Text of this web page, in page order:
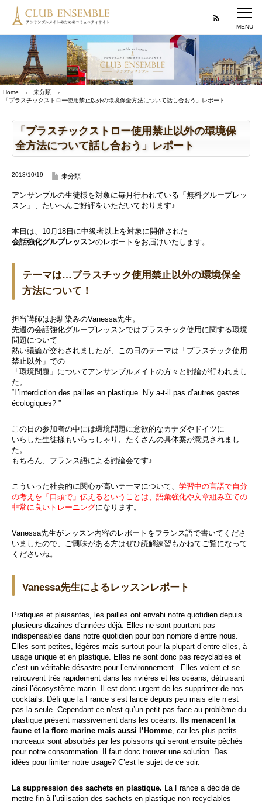
Home
未分類
「プラスチックストロー使用禁止以外の環境保全方法について話し合おう」レポート
「プラスチックストロー使用禁止以外の環境保
全方法について話し合おう」レポート
2018/10/19 未分類
アンサンブルの生徒様を対象に毎月行われている「無料グループレッ
スン」、たいへんご好評をいただいております♪
本日は、10月18日に中級者以上を対象に開催された
会話強化グルプレッスンのレポートをお届けいたします。
テーマは…プラスチック使用禁止以外の環境保全
方法について！
担当講師はお馴染みのVanessa先生。
先週の会話強化グループレッスンではプラスチック使用に関する環境
問題について
熱い議論が交わされましたが、この日のテーマは「プラスチック使用
禁止以外」での
「環境問題」についてアンサンブルメイトの方々と討論が行われまし
た。
“L’interdiction des pailles en plastique. N’y a-t-il pas d’autres gestes
écologiques? ”
この日の参加者の中には環境問題に意欲的なカナダやドイツに
いらした生徒様もいらっしゃり、たくさんの具体案が意見されまし
た。
もちろん、フランス語による討論会です♪
こういった社会的に関心が高いテーマについて、 学習中の言語で自分
の考えを「口頭で」伝えるということは、語彙強化や文章組み立ての
非常に良いトレーニングになります。
Vanessa先生がレッスン内容のレポートをフランス語で書いてくださ
いましたので、ご興味がある方はぜひ読解練習もかねてご覧になって
くださいね。
Vanessa先生によるレッスンレポート
Pratiques et plaisantes, les pailles ont envahi notre quotidien depuis
plusieurs dizaines d’années déjà. Elles ne sont pourtant pas
indispensables dans notre quotidien pour bon nombre d’entre nous.
Elles sont petites, légères mais surtout pour la plupart d’entre elles, à
usage unique et en plastique. Elles ne sont donc pas recyclables et
c’est un véritable désastre pour l’environnement. Elles volent et se
retrouvent très rapidement dans les rivières et les océans, détruisant
ainsi l’écosystème marin. Il est donc urgent de les supprimer de nos
cocktails. Défi que la France s’est lancé depuis peu mais elle n’est
pas la seule. Cependant ce n’est qu’un petit pas face au problème du
plastique présent massivement dans les océans.
Ils menacent la
faune et la flore marine mais aussi l’Homme, car les plus petits
morceaux sont absorbés par les poissons qui seront ensuite pêchés
pour notre consommation. Il faut donc trouver une solution. Des
idées pour limiter notre usage? C’est le sujet de ce soir.
La suppression des sachets en plastique. La France a décidé de
mettre fin à l’utilisation des sachets en plastique non recyclables